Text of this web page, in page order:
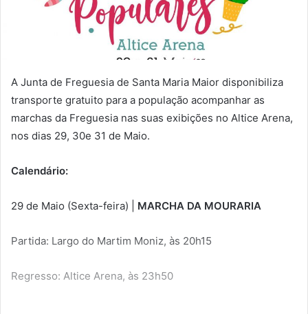
A Junta de Freguesia de Santa Maria Maior disponibiliza
transporte gratuito para a população acompanhar as
marchas da Freguesia nas suas exibições no Altice Arena,
nos dias 29, 30e 31 de Maio.
Calendário:
29 de Maio (Sexta-feira) | MARCHA DA MOURARIA
Partida: Largo do Martim Moniz, às 20h15
Regresso: Altice Arena, às 23h50